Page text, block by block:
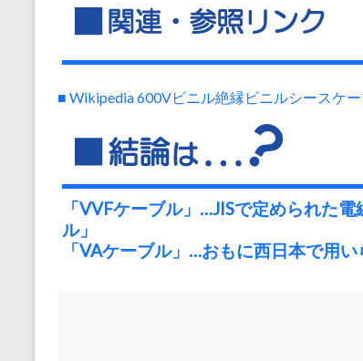
■ Wikipedia 600Vビニル絶縁ビニルシースケ
「VVFケーブル」…JISで定められた
ル」
「VAケーブル」…おもに西日本で用